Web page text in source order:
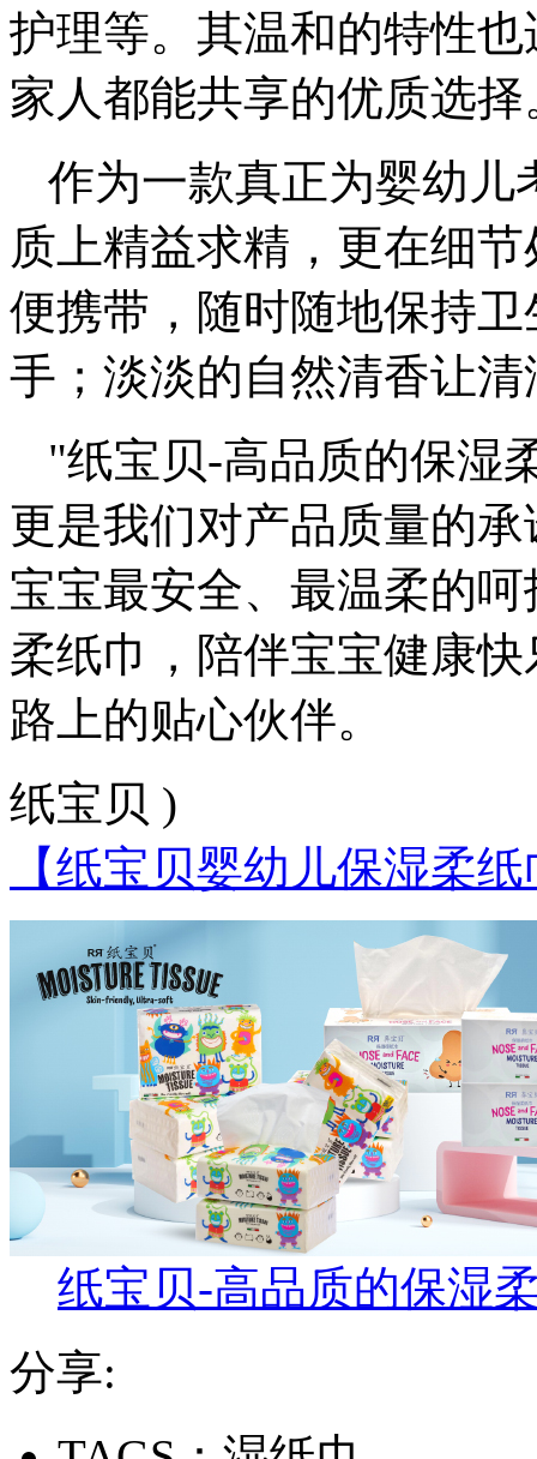
护理等。其温和的特性
家人都能共享的优质选择
作为一款真正为婴幼儿
质上精益求精，更在细
便携带，随时随地保持
手；淡淡的自然清香让
"纸宝贝-高品质的保湿
更是我们对产品质量的
宝宝最安全、最温柔的
柔纸巾，陪伴宝宝健康
路上的贴心伙伴。
纸宝贝 )
【纸宝贝婴幼儿保湿柔
纸宝贝-高品质的保湿
分享: